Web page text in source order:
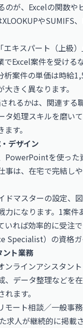
が、Excelの関数や
や
エキスパート（上級
でExcel案件を受け
析案件の単価は時給
きく異なります。
れるかは、関連する
タ処理スキルを磨い
す。
デザイン
PowerPointを使っ
事は、在宅で完結し
マスターの設定、
力になります。1案
いれば効率的に受注
Specialist） の資格
ント業務
ラインアシスタン
、データ整理などを
ます。
モート相談／一般事
求人が継続的に掲載